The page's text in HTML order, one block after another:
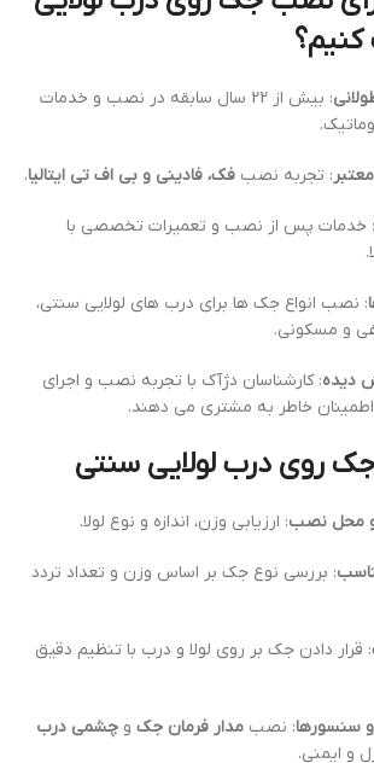
: بیش از 22 سال سابقه در نصب و خدمات
: تجربه نصب فک، فادینی و بی اف تی ایتالیا.
: خدمات پس از نصب و تعمیرات تخصصی با
: نصب انواع جک ها برای درب های لولایی سنتی،
و مسکونی.
دیده: کارشناسان دژآک با تجربه نصب و اجرای
اطمینان خاطر به مشتری می دهند.
روی درب لولایی سنتی
و محل نصب: ارزیابی وزن، اندازه و نوع لولا.
: بررسی نوع جک بر اساس وزن و تعداد تردد
: قرار دادن جک بر روی لولا و درب با تنظیم دقیق
سنسورها: نصب مدار فرمان جک و چشمی درب
و ایمنی.